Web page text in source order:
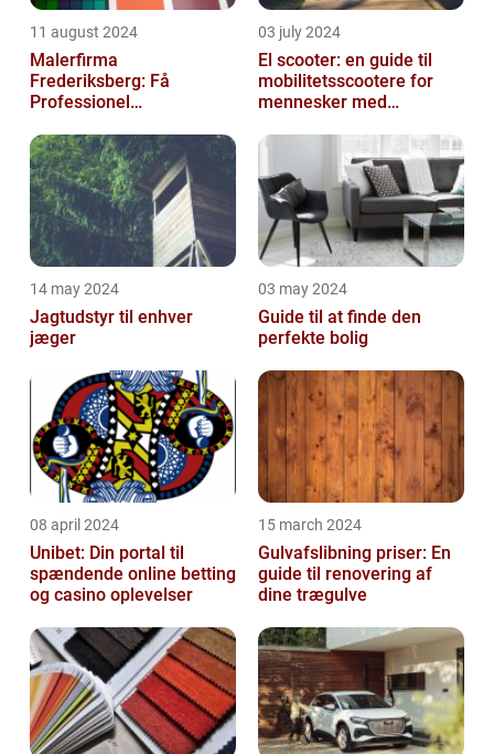
11 august 2024
Malerfirma
Frederiksberg: Få
Professionel
eller virksomhed
03 july 2024
El scooter: en guide til
mobilitetsscootere for
mennesker med
14 may 2024
Jagtudstyr til enhver
jæger
03 may 2024
Guide til at finde den
perfekte bolig
08 april 2024
Unibet: Din portal til
spændende online betting
og casino oplevelser
15 march 2024
Gulvafslibning priser: En
guide til renovering af
dine trægulve